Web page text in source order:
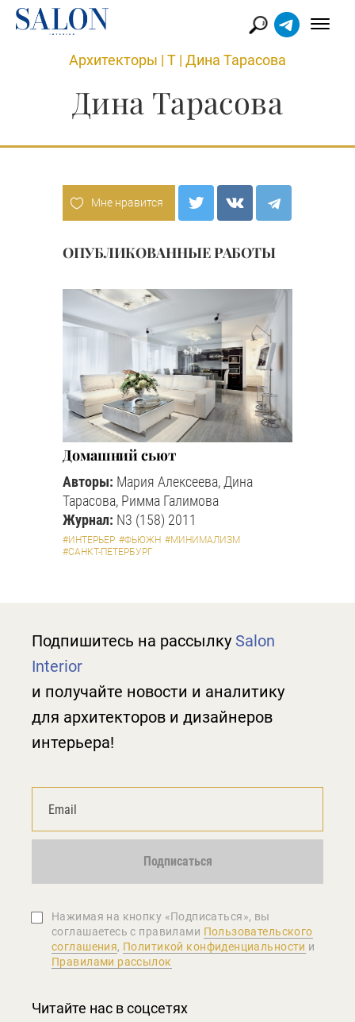
Архитекторы | Т | Дина Тарасова
Дина Тарасова
Мне нравится
ОПУБЛИКОВАННЫЕ РАБОТЫ
Домашний сьют
Авторы: Мария Алексеева, Дина
Тарасова, Римма Галимова
Журнал: N3 (158) 2011
#ИНТЕРЬЕР #ФЬЮЖН #МИНИМАЛИЗМ
#САНКТ-ПЕТЕРБУРГ
Подпишитесь на рассылку Salon
Interior
и получайте новости и аналитику
для архитекторов и дизайнеров
интерьера!
Подписаться
Нажимая на кнопку «Подписаться», вы
соглашаетеcь с правилами Пользовательского
соглашения, Политикой конфиденциальности и
Правилами рассылок
Читайте нас в соцсетях